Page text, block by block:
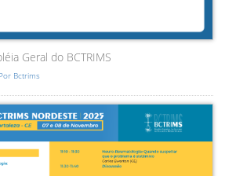
Geral do BCTRIMS
Por Bctrims